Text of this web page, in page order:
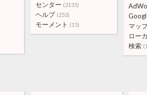
センター (2135)
ヘルプ (253)
モーメント (15)
マッ
ロー
検索